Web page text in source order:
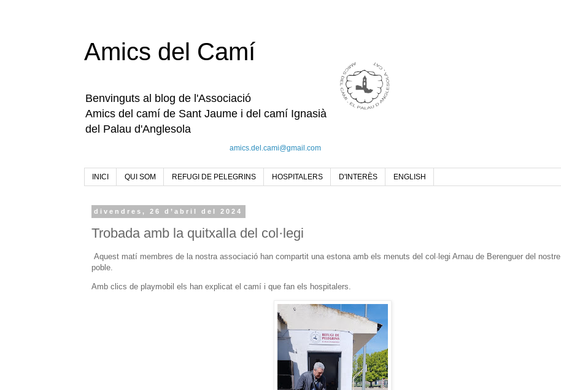
Amics del Camí
Benvinguts al blog de l'Associació
Amics del camí de Sant Jaume i del camí Ignasià
del Palau d'Anglesola
amics.del.cami@gmail.com
INICI QUI SOM REFUGI DE PELEGRINS HOSPITALERS D'INTERÈS ENGLISH
divendres, 26 d’abril del 2024
Trobada amb la quitxalla del col·legi
Aquest matí membres de la nostra associació han compartit una estona amb els menuts del col·legi Arnau de Berenguer del nostre
poble.
Amb clics de playmobil els han explicat el camí i que fan els hospitalers.